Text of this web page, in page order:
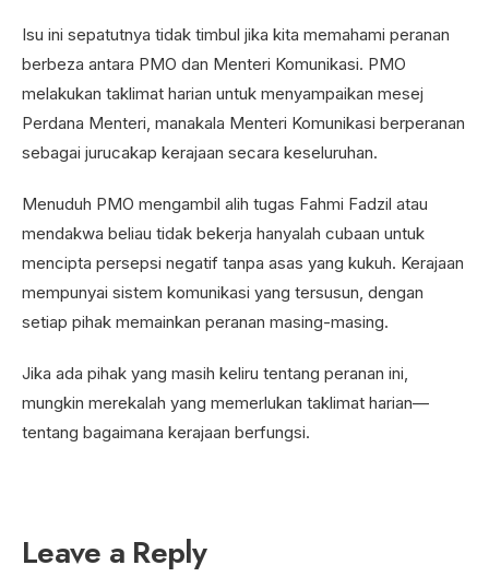
Isu ini sepatutnya tidak timbul jika kita memahami peranan
berbeza antara PMO dan Menteri Komunikasi. PMO
melakukan taklimat harian untuk menyampaikan mesej
Perdana Menteri, manakala Menteri Komunikasi berperanan
sebagai jurucakap kerajaan secara keseluruhan.
Menuduh PMO mengambil alih tugas Fahmi Fadzil atau
mendakwa beliau tidak bekerja hanyalah cubaan untuk
mencipta persepsi negatif tanpa asas yang kukuh. Kerajaan
mempunyai sistem komunikasi yang tersusun, dengan
setiap pihak memainkan peranan masing-masing.
Jika ada pihak yang masih keliru tentang peranan ini,
mungkin merekalah yang memerlukan taklimat harian—
tentang bagaimana kerajaan berfungsi.
Leave a Reply